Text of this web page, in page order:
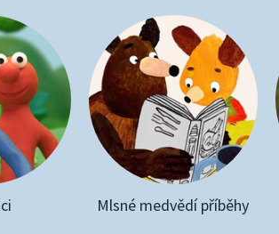
Mlsné medvědí příběhy